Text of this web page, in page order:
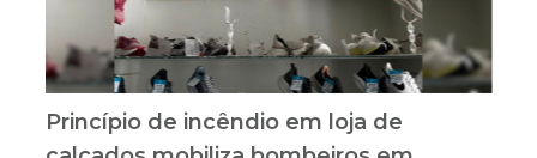
Princípio de incêndio em loja de